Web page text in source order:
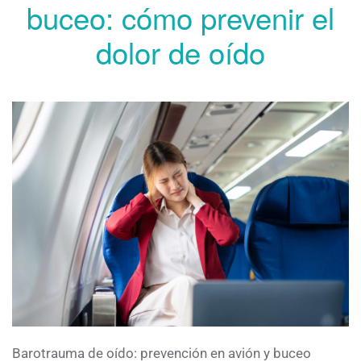
buceo: cómo prevenir el
dolor de oído
Barotrauma de oído: prevención en avión y buceo